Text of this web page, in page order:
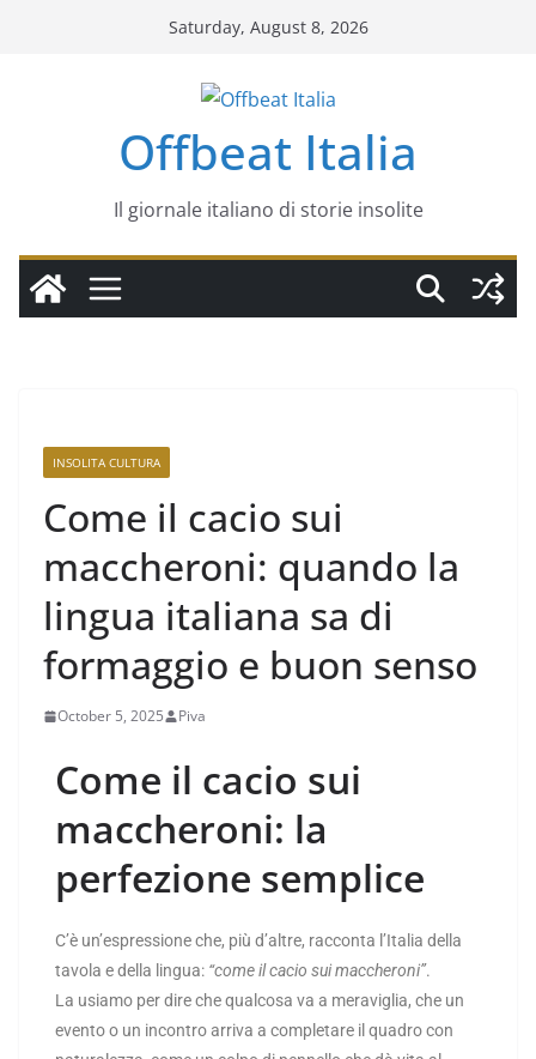
Saturday, August 8, 2026
Offbeat Italia
Il giornale italiano di storie insolite
INSOLITA CULTURA
Come il cacio sui
maccheroni: quando la
lingua italiana sa di
formaggio e buon senso
October 5, 2025 Piva
Come il cacio sui
maccheroni: la
perfezione semplice
C’è un’espressione che, più d’altre, racconta l’Italia della
tavola e della lingua: “come il cacio sui maccheroni”.
La usiamo per dire che qualcosa va a meraviglia, che un
evento o un incontro arriva a completare il quadro con